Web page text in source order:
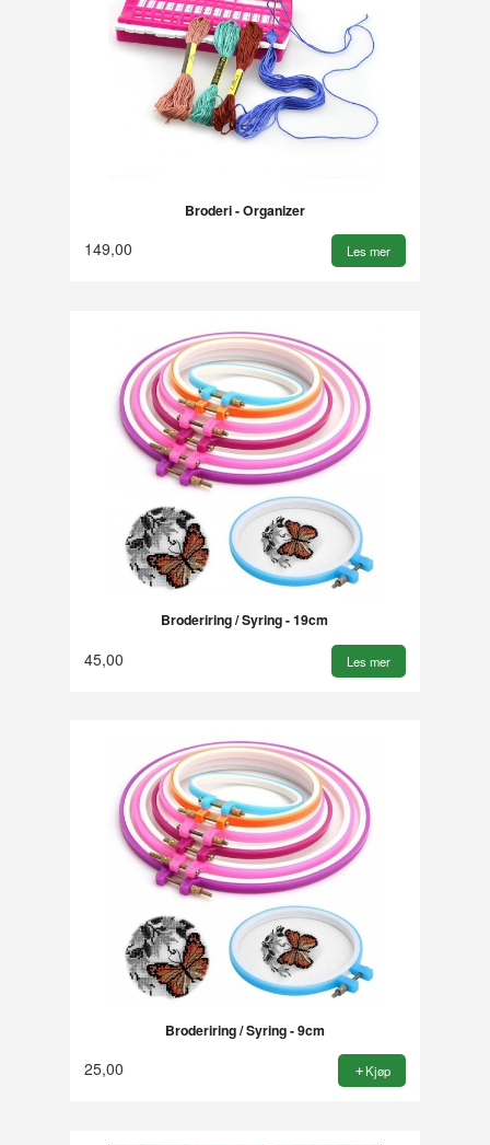
Broderi - Organizer
149,00 Les mer
Broderiring / Syring - 19cm
45,00 Les mer
Broderiring / Syring - 9cm
25,00 Kjøp